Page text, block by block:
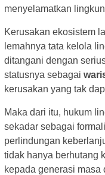
menyelamatkan
Kerusakan ekosistem
lemahnya tata kelola
ditangani dengan
statusnya sebagai
kerusakan yang tak
Maka dari itu, hukum
sekadar sebagai
perlindungan
tidak hanya berhutang
kepada generasi